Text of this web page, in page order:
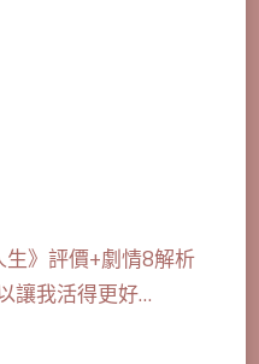
》評價+劇情8解析
讓我活得更好…